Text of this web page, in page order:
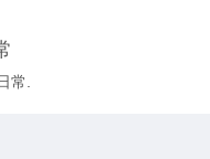
常.